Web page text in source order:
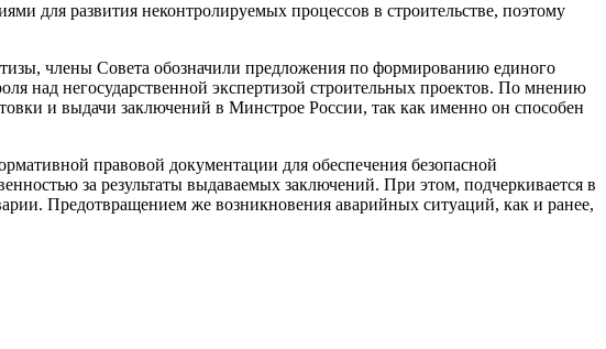
для развития неконтролируемых процессов в строительстве, поэтому
члены Совета обозначили предложения по формированию единого
над негосударственной экспертизой строительных проектов. По мнению
и выдачи заключений в Минстрое России, так как именно он способен
правовой документации для обеспечения безопасной
за результаты выдаваемых заключений. При этом, подчеркивается в
Предотвращением же возникновения аварийных ситуаций, как и ранее,